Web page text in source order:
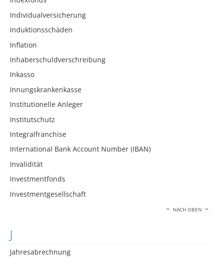
Individualversicherung
Induktionsschäden
Inflation
Inhaberschuldverschreibung
Inkasso
Innungskrankenkasse
Institutionelle Anleger
Institutschutz
Integralfranchise
International Bank Account Number (IBAN)
Invalidität
Investmentfonds
Investmentgesellschaft
NACH OBEN
J
Jahresabrechnung